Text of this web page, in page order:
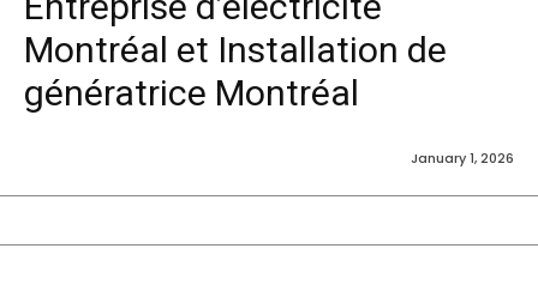
Montréal et Installation de
génératrice Montréal
January 1, 2026